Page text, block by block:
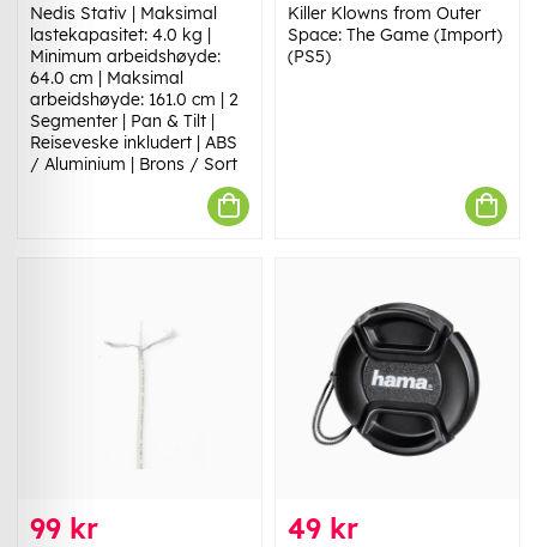
Nedis Stativ | Maksimal
lastekapasitet: 4.0 kg |
Minimum arbeidshøyde:
64.0 cm | Maksimal
arbeidshøyde: 161.0 cm | 2
Segmenter | Pan & Tilt |
Reiseveske inkludert | ABS
/ Aluminium | Brons / Sort
Killer Klowns from Outer
Space: The Game (Import)
(PS5)
99 kr 49 kr